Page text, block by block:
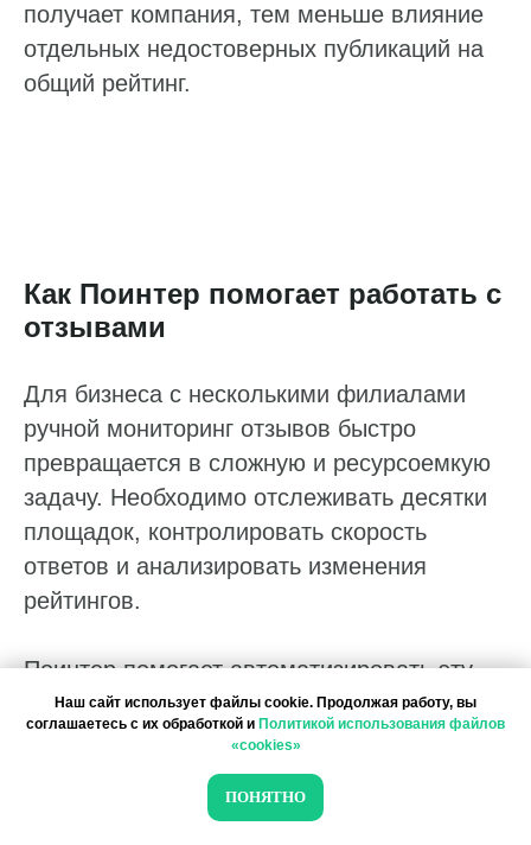
получает компания, тем меньше влияние
отдельных недостоверных публикаций на
общий рейтинг.
Как Поинтер помогает работать с
отзывами
Для бизнеса с несколькими филиалами
ручной мониторинг отзывов быстро
превращается в сложную и ресурсоемкую
задачу. Необходимо отслеживать десятки
площадок, контролировать скорость
ответов и анализировать изменения
рейтингов.
Поинтер помогает автоматизировать эту
работу и централизовать управление
репутацией. Все отзывы собираются в
едином интерфейсе, что позволяет
быстрее находить негативные
Работа с данными
Заполнение данных
Контроль изменения данных
Фотографии
Статистика по трафику
Наш сайт использует файлы cookie. Продолжая работу, вы
соглашаетесь с их обработкой и Политикой использования файлов
«cookies»
ПОНЯТНО